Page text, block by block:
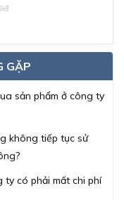
GẶP
sản phẩm ở công ty
không tiếp tục sử
ty có phải mất chi phí